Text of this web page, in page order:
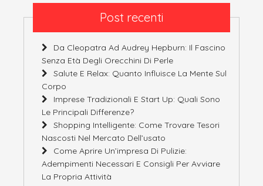
Post recenti
Da Cleopatra Ad Audrey Hepburn: Il Fascino
Senza Età Degli Orecchini Di Perle
Salute E Relax: Quanto Influisce La Mente Sul
Corpo
Imprese Tradizionali E Start Up: Quali Sono
Le Principali Differenze?
Shopping Intelligente: Come Trovare Tesori
Nascosti Nel Mercato Dell’usato
Come Aprire Un’impresa Di Pulizie:
Adempimenti Necessari E Consigli Per Avviare
La Propria Attività